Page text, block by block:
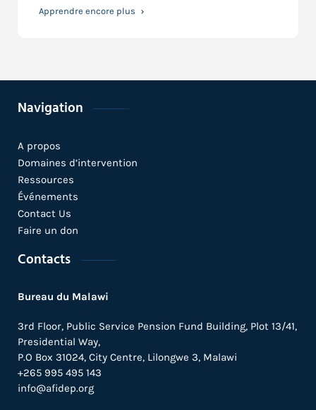
Apprendre encore plus
Navigation
A propos
Domaines d’intervention
Ressources
Événements
Contact Us
Faire un don
Contacts
Bureau du Malawi
3rd Floor, Public Service Pension Fund Building, Plot 13/41,
Presidential Way,
P.O Box 31024, City Centre, Lilongwe 3, Malawi
+265 995 495 143
info@afidep.org